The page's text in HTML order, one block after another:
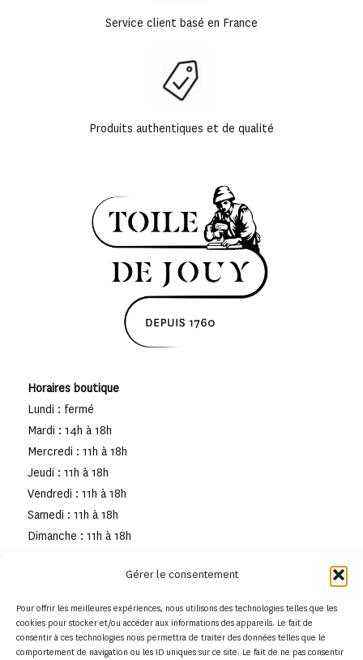
Gérer le consentement
Pour offrir les meilleures expériences, nous utilisons des technologies telles que les
cookies pour stocker et/ou accéder aux informations des appareils. Le fait de
consentir à ces technologies nous permettra de traiter des données telles que le
comportement de navigation ou les ID uniques sur ce site. Le fait de ne pas consentir
Service client basé en France
Produits authentiques et de qualité
Horaires boutique
Lundi : fermé
Mardi : 14h à 18h
Mercredi : 11h à 18h
Jeudi : 11h à 18h
Vendredi : 11h à 18h
Samedi : 11h à 18h
Dimanche : 11h à 18h